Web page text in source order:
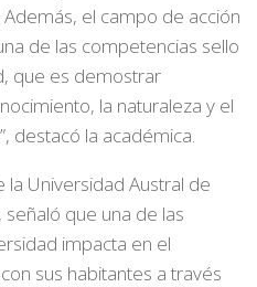
el campo de acción
de las competencias sello
que es demostrar
la naturaleza y el
destacó la académica.
la Universidad Austral de
señaló que una de las
impacta en el
sus habitantes a través